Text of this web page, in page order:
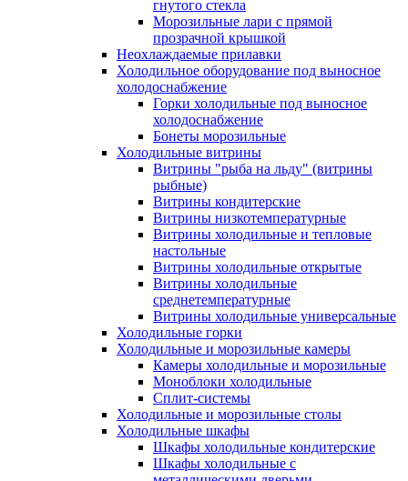
гнутого стекла
Морозильные лари с прямой
прозрачной крышкой
Неохлаждаемые прилавки
Холодильное оборудование под выносное
холодоснабжение
Горки холодильные под выносное
холодоснабжение
Бонеты морозильные
Холодильные витрины
Витрины "рыба на льду" (витрины
рыбные)
Витрины кондитерские
Витрины низкотемпературные
Витрины холодильные и тепловые
настольные
Витрины холодильные открытые
Витрины холодильные
среднетемпературные
Витрины холодильные универсальные
Холодильные горки
Холодильные и морозильные камеры
Камеры холодильные и морозильные
Моноблоки холодильные
Сплит-системы
Холодильные и морозильные столы
Холодильные шкафы
Шкафы холодильные кондитерские
Шкафы холодильные с